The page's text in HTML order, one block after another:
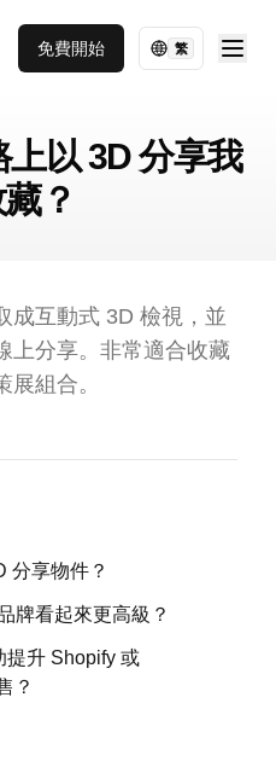
免費開始 繁
以 3D 分享我
？
成互動式 3D 檢視，並
上分享。非常適合收藏
組合。
分享物件？
牌看起來更高級？
提升 Shopify 或
？